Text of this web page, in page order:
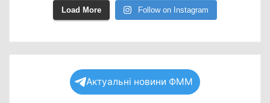
Load More Follow on Instagram
Актуальні новини ФММ